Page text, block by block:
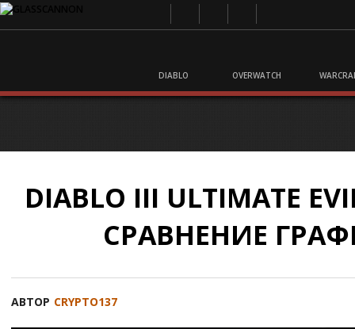
DIABLO OVERWATCH
DIABLO III ULTIMATE
СРАВНЕНИЕ
АВТОР CRYPTO137